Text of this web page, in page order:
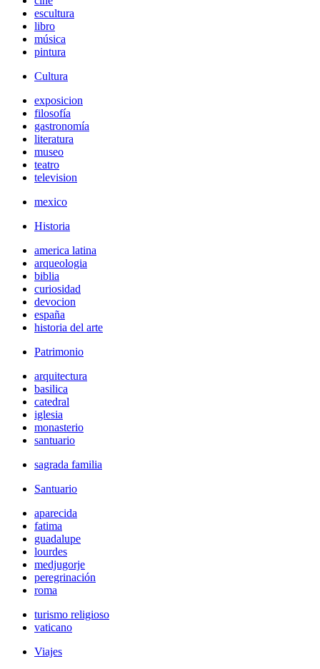
escultura
libro
música
pintura
Cultura
exposicion
filosofía
gastronomía
literatura
museo
teatro
television
mexico
Historia
america latina
arqueologia
biblia
curiosidad
devocion
españa
historia del arte
Patrimonio
arquitectura
basilica
catedral
iglesia
monasterio
santuario
sagrada familia
Santuario
aparecida
fatima
guadalupe
lourdes
medjugorje
peregrinación
roma
turismo religioso
vaticano
Viajes